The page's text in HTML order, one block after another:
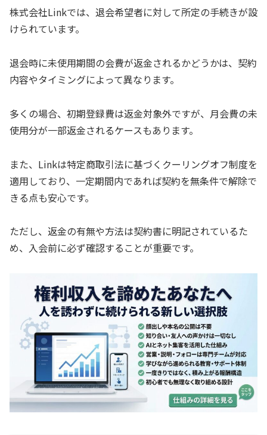
株式会社Linkでは、退会希望者に対して所定の手続きが設
けられています。
退会時に未使用期間の会費が返金されるかどうかは、契約
内容やタイミングによって異なります。
多くの場合、初期登録費は返金対象外ですが、月会費の未
使用分が一部返金されるケースもあります。
また、Linkは特定商取引法に基づくクーリングオフ制度を
適用しており、一定期間内であれば契約を無条件で解除で
きる点も安心です。
ただし、返金の有無や方法は契約書に明記されているた
め、入会前に必ず確認することが重要です。